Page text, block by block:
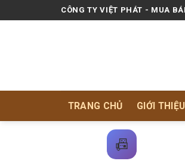
to
CÔNG TY VIỆT PHÁT - MUA
TRANG CHỦ GIỚI THIỆU
📠